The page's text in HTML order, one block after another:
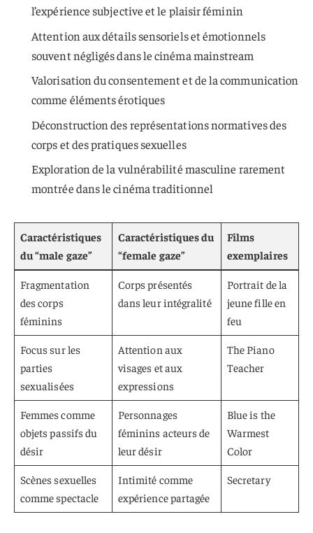
l’expérience subjective et le plaisir féminin
Attention aux détails sensoriels et émotionnels
souvent négligés dans le cinéma mainstream
Valorisation du consentement et de la communication
comme éléments érotiques
Déconstruction des représentations normatives des
corps et des pratiques sexuelles
Exploration de la vulnérabilité masculine rarement
montrée dans le cinéma traditionnel
Caractéristiques
du “male gaze”
Caractéristiques du
“female gaze”
Films
exemplaires
Fragmentation
des corps
féminins
Corps présentés
dans leur intégralité
Portrait de la
jeune fille en
feu
Focus sur les
parties
sexualisées
Attention aux
visages et aux
expressions
The Piano
Teacher
Femmes comme
objets passifs du
désir
Personnages
féminins acteurs de
leur désir
Blue is the
Warmest
Color
Scènes sexuelles
comme spectacle
Intimité comme
expérience partagée
Secretary